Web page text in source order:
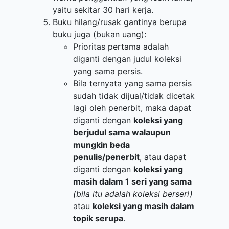
yaitu sekitar 30 hari kerja.
Buku hilang/rusak gantinya berupa
buku juga (bukan uang):
Prioritas pertama adalah
diganti dengan judul koleksi
yang sama persis.
Bila ternyata yang sama persis
sudah tidak dijual/tidak dicetak
lagi oleh penerbit, maka dapat
diganti dengan koleksi yang
berjudul sama walaupun
mungkin beda
penulis/penerbit, atau dapat
diganti dengan koleksi yang
masih dalam 1 seri yang sama
(bila itu adalah koleksi berseri)
atau koleksi yang masih dalam
topik serupa.